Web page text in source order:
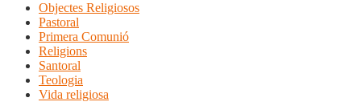
Objectes Religiosos
Pastoral
Primera Comunió
Religions
Santoral
Teologia
Vida religiosa